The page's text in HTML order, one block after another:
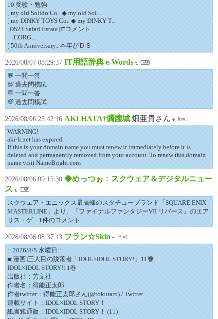
10 受験・勉強
[ my old Solido Co.. ◆ my old Sol...
[ my DINKY TOYS Co.. ◆ my DINKY T...
[DS23 Safari Estate] □コメント
CORG...
[ 50th Anniversary.. 本年がＤＳ
2026/08/07 08:29:37 IT用語辞典 e-Words
💬 一問一答
💯 過去問模試
💬 一問一答
💯 過去問模試
2026/08/06 23:42:16 AKI HATA†髑髏城 畑亜貴さん
WARNING!
aki-h.net has expired.
If this is your domain name you must renew it immediately before it is
deleted and permanently removed from your account. To renew this domain
name visit NameBright.com
2026/08/06 09:15:30 ◆めっつぉ：スクウェア＆デジタルニュー
ス
スクウェア・エニックス最高峰のスタチューブランド「SQUARE ENIX
MASTERLINE」より、『ファイナルファンタジーVII リバース』のエア
リス・ゲ…1件のコメント
2026/08/06 08:37:13 フラン☆Skin
:: 2026/8/5 水曜日::
■[漫画]三人目の脱落者「IDOL×IDOL STORY!」11巻
IDOL×IDOL STORY!11巻
出版社：芳文社
作者名：得能正太郎
作者twitter：得能正太郎さん(@tokutaro) / Twitter
連載サイト：IDOL×IDOL STORY！
紙書籍通販：IDOL×IDOL STORY！ (11)